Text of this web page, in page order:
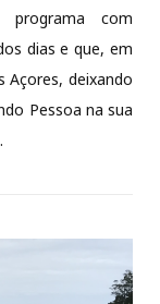
com
dias e que, em
Açores, deixando
Pessoa na sua